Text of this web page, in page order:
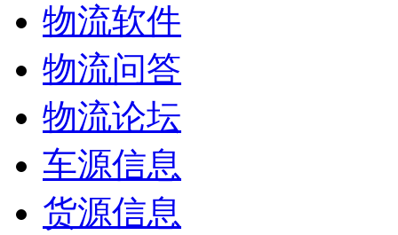
物流软件
物流问答
物流论坛
车源信息
货源信息